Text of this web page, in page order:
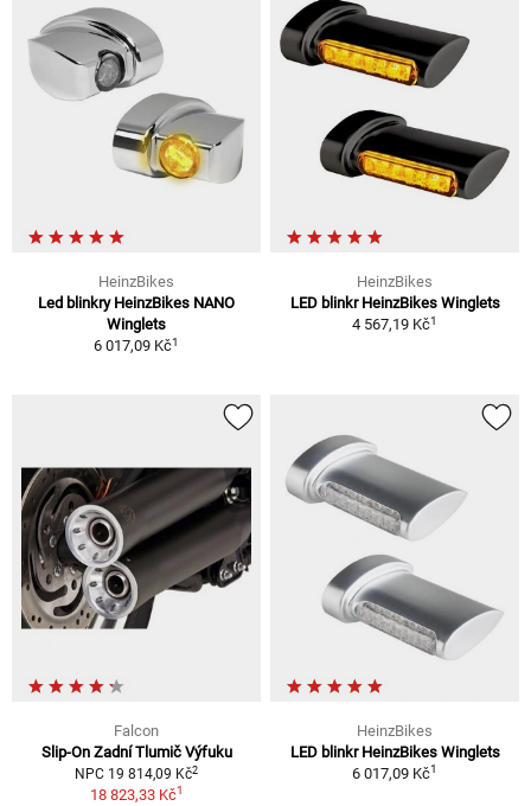
HeinzBikes
Led blinkry HeinzBikes NANO
Winglets
6 017,09 Kč1
HeinzBikes
LED blinkr HeinzBikes Winglets
4 567,19 Kč1
Falcon
Slip-On Zadní Tlumič Výfuku
NPC 19 814,09 Kč2
18 823,33 Kč1
HeinzBikes
LED blinkr HeinzBikes Winglets
6 017,09 Kč1